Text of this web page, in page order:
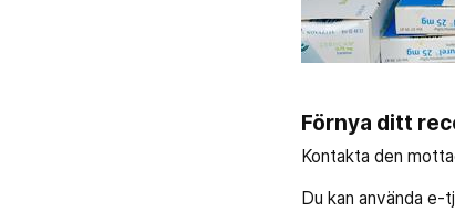
Förnya ditt
Kontakta den
Du kan använda